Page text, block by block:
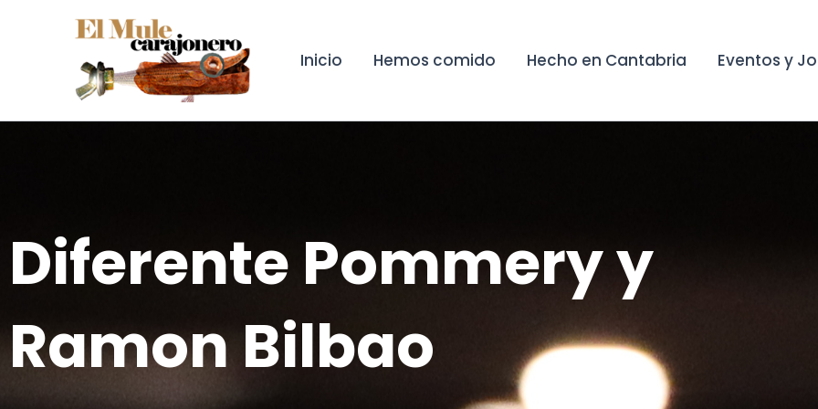
Inicio Hemos comido Hecho en Cantabria Eventos y
Diferente Pommery y
Ramon Bilbao